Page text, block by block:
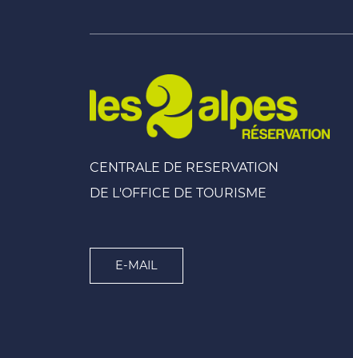
CENTRALE DE RESERVATION
DE L'OFFICE DE TOURISME
E-MAIL